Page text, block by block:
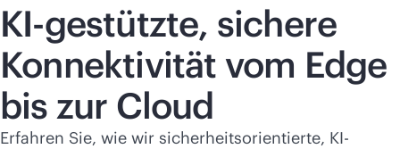
KI-gestützte, sichere
Konnektivität vom Edge
bis zur Cloud
Erfahren Sie, wie wir sicherheitsorientierte, KI-